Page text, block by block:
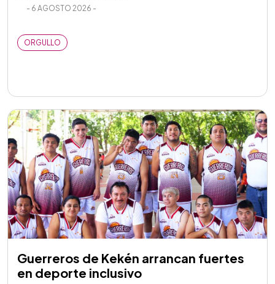
- 6 AGOSTO 2026 -
ORGULLO
Guerreros de Kekén arrancan fuertes
en deporte inclusivo